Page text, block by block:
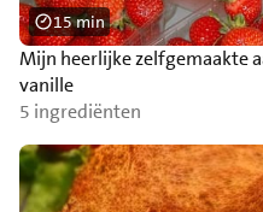
Mijn heerlijke zelfgemaakte
vanille
5 ingrediënten
15 min